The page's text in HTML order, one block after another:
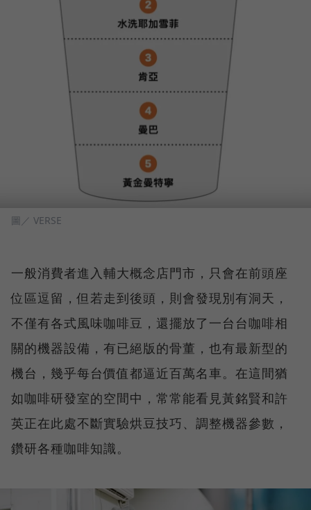
圖／ VERSE
一般消費者進入輔大概念店門市，只會在前頭座
位區逗留，但若走到後頭，則會發現別有洞天，
不僅有各式風味咖啡豆，還擺放了一台台咖啡相
關的機器設備，有已絕版的骨董，也有最新型的
機台，幾乎每台價值都逼近百萬名車。在這間猶
如咖啡研發室的空間中，常常能看見黃銘賢和許
英正在此處不斷實驗烘豆技巧、調整機器參數，
鑽研各種咖啡知識。